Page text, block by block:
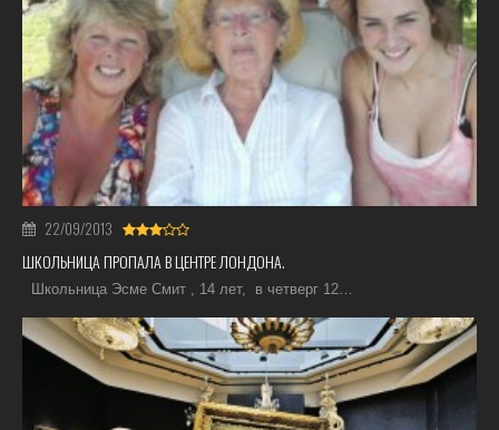
22/09/2013
ШКОЛЬНИЦА ПРОПАЛА В ЦЕНТРЕ ЛОНДОНА.
Школьница Эсме Смит , 14 лет, в четверг 12…